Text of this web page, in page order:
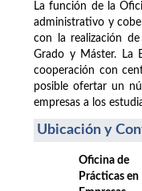
La función de la
administrativo y
con la realización
Grado y Máster. La
cooperación con
posible ofertar un
empresas a los
Ubicación y
Oficina de
Prácticas en